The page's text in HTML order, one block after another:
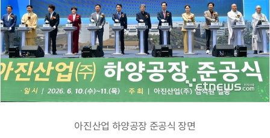
아진산업 하양공장 준공식 장면